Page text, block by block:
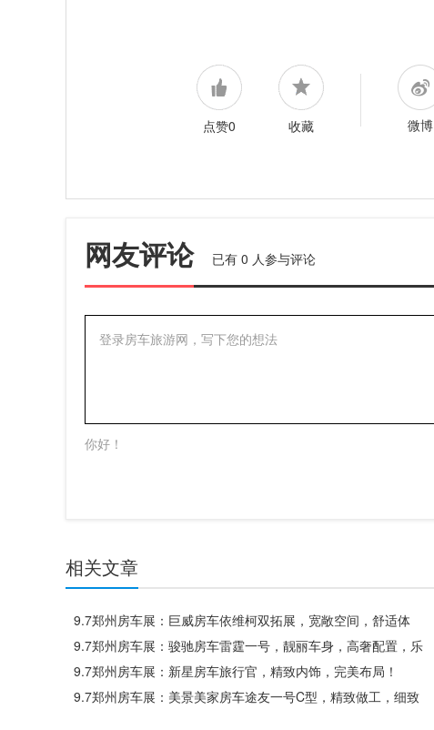
点赞0 收藏 微博
网友评论 已有 0 人参与评论
登录房车旅游网，写下您的想法
你好！
相关文章
9.7郑州房车展：巨威房车依维柯双拓展，宽敞空间，舒适体
验！
9.7郑州房车展：骏驰房车雷霆一号，靓丽车身，高奢配置，乐
享旅居！
9.7郑州房车展：新星房车旅行官，精致内饰，完美布局！
9.7郑州房车展：美景美家房车途友一号C型，精致做工，细致